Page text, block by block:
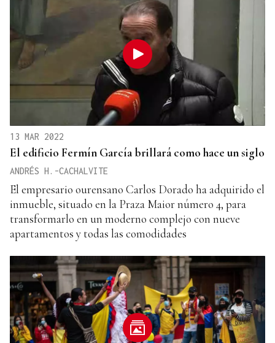
13 MAR 2022
El edificio Fermín García brillará como hace un siglo
ANDRÉS H.-CACHALVITE
El empresario ourensano Carlos Dorado ha adquirido el
inmueble, situado en la Praza Maior número 4, para
transformarlo en un moderno complejo con nueve
apartamentos y todas las comodidades